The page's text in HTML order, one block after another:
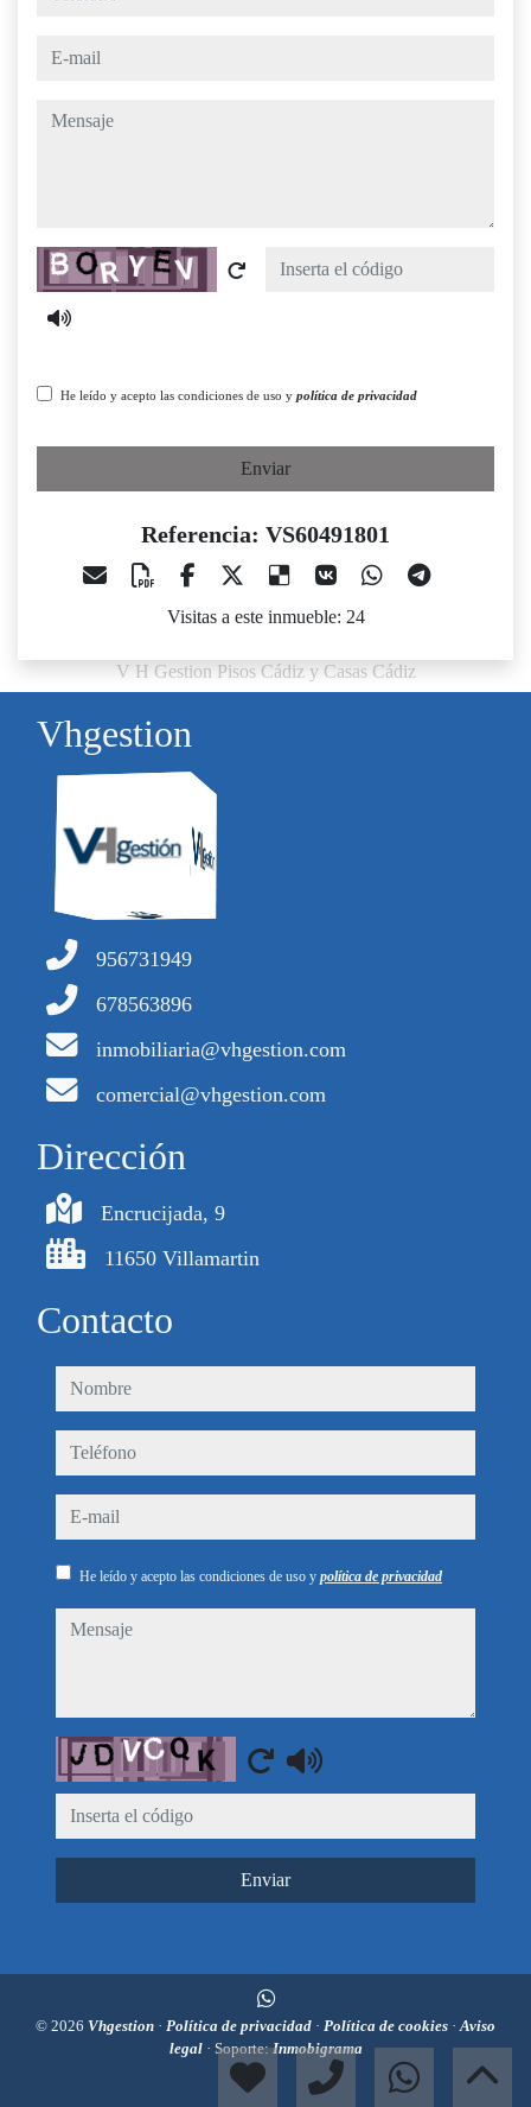
e-mail
mensaje
Captcha
He leído y acepto las condiciones de uso y política de privacidad
Enviar
Referencia: VS60491801
Visitas a este inmueble: 24
V H Gestion Pisos Cádiz y Casas Cádiz
Vhgestion
956731949
678563896
inmobiliaria@vhgestion.com
comercial@vhgestion.com
Dirección
Encrucijada, 9
11650 Villamartin
Contacto
nombre
teléfono
e-mail
He leído y acepto las condiciones de uso y política de privacidad
mensaje
Captcha
Enviar
© 2026 Vhgestion · Política de privacidad · Política de cookies ·Aviso
legal · Soporte:Inmobigrama